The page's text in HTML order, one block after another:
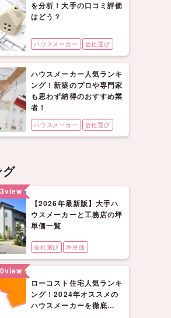
を分析！大手の口コミ評価
はどう？
ハウスメーカー 会社選び
ハウスメーカー人気ランキ
ング！新築のプロや専門家
も思わず納得のおすすめ業
者！
ハウスメーカー 会社選び
グ
view
【2026年最新版】大手ハ
ウスメーカーと工務店の坪
単価一覧
会社選び 坪単価
view
ローコスト住宅人気ランキ
ング！2024年オススメの
ハウスメーカーを徹底...